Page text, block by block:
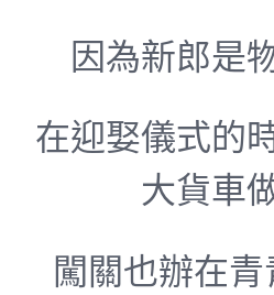
因為新郎是
在迎娶儀式的
大貨車
闖關也辦在